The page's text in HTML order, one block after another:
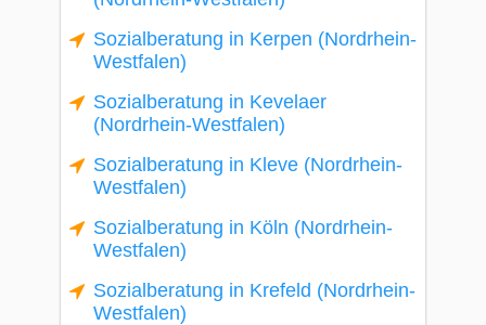
Sozialberatung in Kerpen (Nordrhein-
Westfalen)
Sozialberatung in Kevelaer
(Nordrhein-Westfalen)
Sozialberatung in Kleve (Nordrhein-
Westfalen)
Sozialberatung in Köln (Nordrhein-
Westfalen)
Sozialberatung in Krefeld (Nordrhein-
Westfalen)